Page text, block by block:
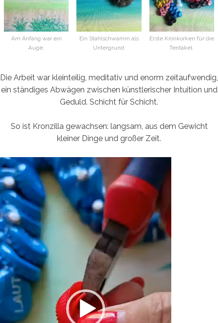
Am Anfang war ein
Auge.
Ein Stahlschwamm als
Untergrund.
Erste Kronkorken für die
Tentakel.
Die Arbeit war kleinteilig, meditativ und enorm zeitaufwendig,
ein ständiges Abwägen zwischen künstlerischer Intuition und
Geduld. Schicht für Schicht.
So ist Kronzilla gewachsen: langsam, aus dem Gewicht
kleiner Dinge und großer Zeit.
Video-
Player